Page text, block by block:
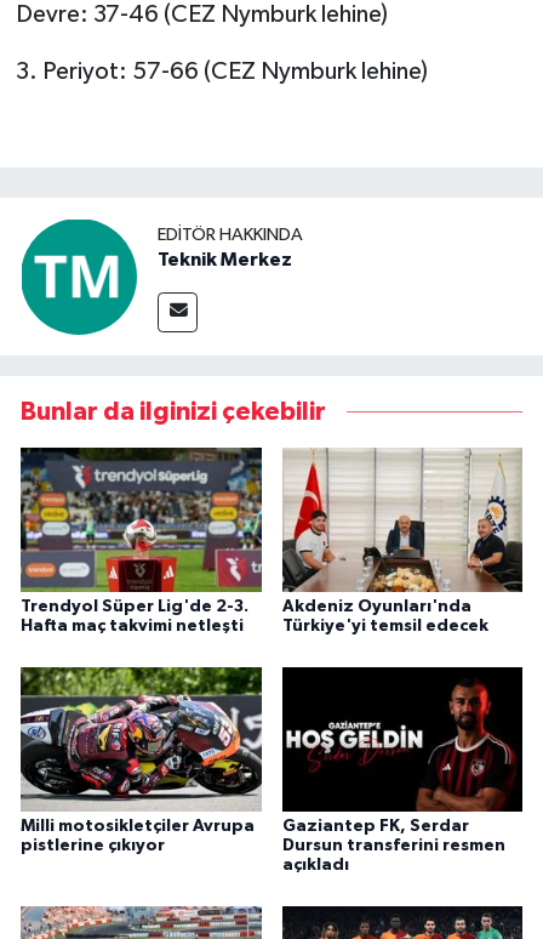
Devre: 37-46 (CEZ Nymburk lehine)
3. Periyot: 57-66 (CEZ Nymburk lehine)
EDITÖR HAKKINDA
Teknik Merkez
Bunlar da ilginizi çekebilir
Trendyol Süper Lig'de 2-3.
Hafta maç takvimi netleşti
Akdeniz Oyunları'nda
Türkiye'yi temsil edecek
Milli motosikletçiler Avrupa
pistlerine çıkıyor
Gaziantep FK, Serdar
Dursun transferini resmen
açıkladı